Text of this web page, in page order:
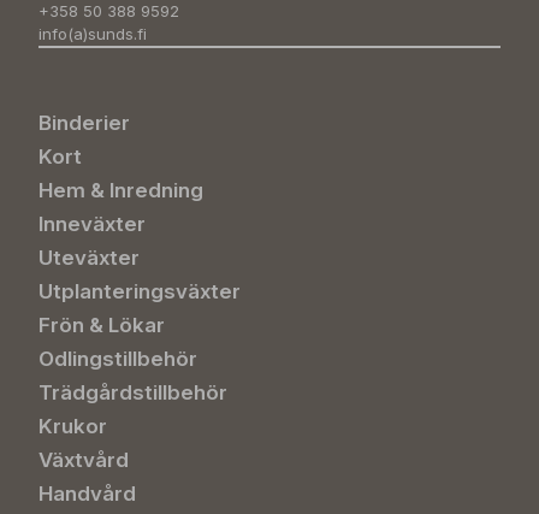
+358 50 388 9592
info(a)sunds.fi
Binderier
Kort
Hem & Inredning
Inneväxter
Uteväxter
Utplanteringsväxter
Frön & Lökar
Odlingstillbehör
Trädgårdstillbehör
Krukor
Växtvård
Handvård